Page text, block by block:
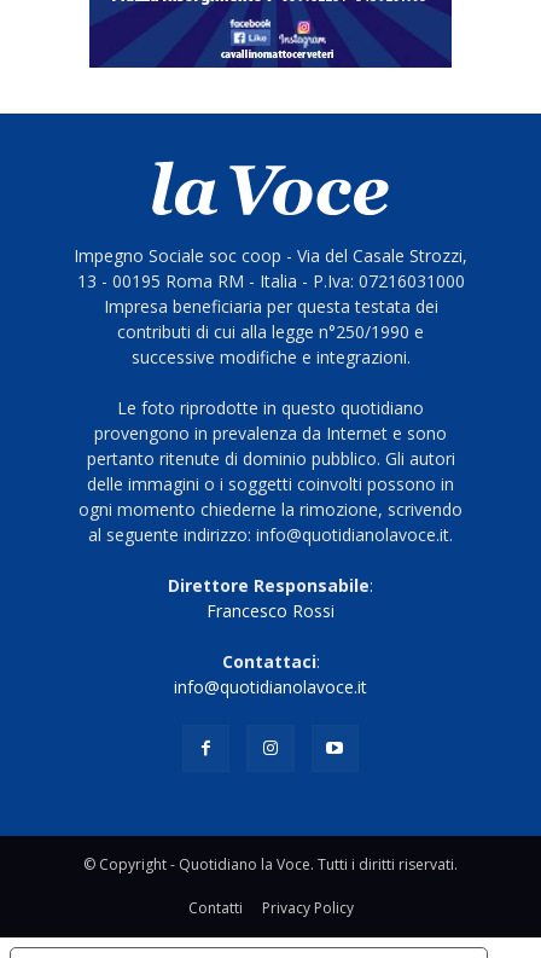
Impegno Sociale soc coop - Via del Casale Strozzi,
13 - 00195 Roma RM - Italia - P.Iva: 07216031000
Impresa beneficiaria per questa testata dei
contributi di cui alla legge n°250/1990 e
successive modifiche e integrazioni.
Le foto riprodotte in questo quotidiano
provengono in prevalenza da Internet e sono
pertanto ritenute di dominio pubblico. Gli autori
delle immagini o i soggetti coinvolti possono in
ogni momento chiederne la rimozione, scrivendo
al seguente indirizzo: info@quotidianolavoce.it.
Direttore Responsabile:
Francesco Rossi
Contattaci:
info@quotidianolavoce.it
© Copyright - Quotidiano la Voce. Tutti i diritti riservati.
Contatti Privacy Policy